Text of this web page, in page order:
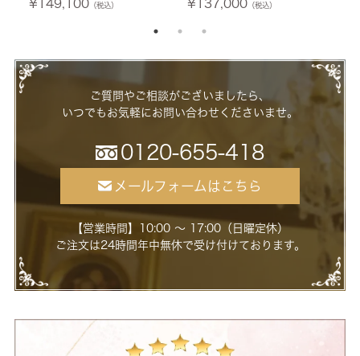
¥149,100（税込） ¥137,000（税込）
ご質問やご相談がございましたら、
いつでもお気軽にお問い合わせくださいませ。
0120-655-418
メールフォームはこちら
【営業時間】10:00 ～ 17:00（日曜定休）
ご注文は24時間年中無休で受け付けております。